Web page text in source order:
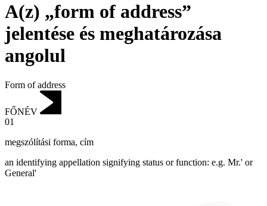
A(z) „form of address”
jelentése és meghatározása
angolul
Form of address
FŐNÉV
01
megszólítási forma, cím
an identifying appellation signifying status or function: e.g. Mr.' or
General'